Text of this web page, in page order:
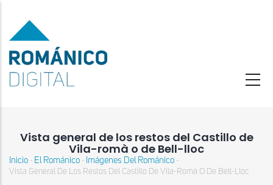
contenido
principal
Vista general de los restos del Castillo de
Vila-romà o de Bell-lloc
Sobrescribir
Inicio - El Románico - Imágenes Del Románico -
Vista General De Los Restos Del Castillo De Vila-Romà O De Bell-Lloc